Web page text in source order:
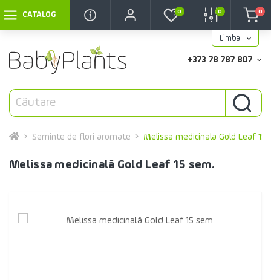
CATALOG
Limba
0 0 0
+373 78 787 807
Seminte de flori aromate Melissa medicinală Gold Leaf 15
Melissa medicinală Gold Leaf 15 sem.